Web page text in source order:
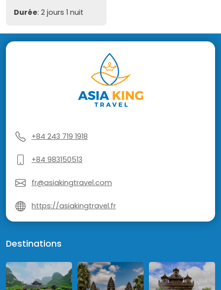
Durée: 2 jours 1 nuit
+84 243 719 1918
+84 983150513
fr@asiakingtravel.com
https://asiakingtravel.fr
Destinations